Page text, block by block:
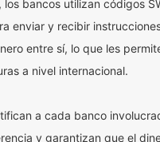
los bancos utilizan códigos
enviar y recibir
entre sí, lo que les
a nivel internacional.
a cada banco
y garantizan que el